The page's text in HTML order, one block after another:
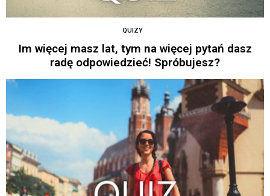
QUIZY
Im więcej masz lat, tym na więcej pytań dasz
radę odpowiedzieć! Spróbujesz?